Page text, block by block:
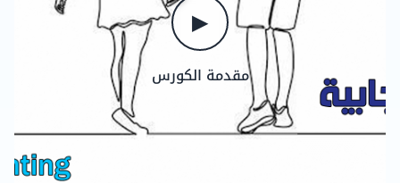
▶
مقدمة الكورس